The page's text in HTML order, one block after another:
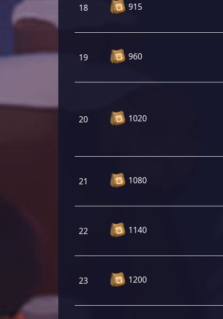
18 915
19 960
20 1020
21 1080
22 1140
23 1200